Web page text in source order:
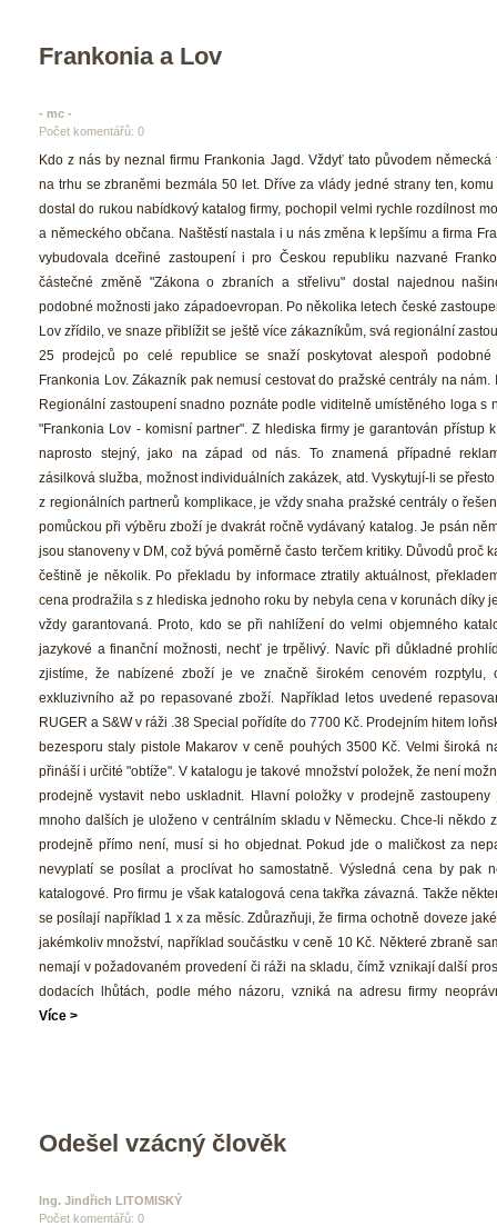
Frankonia a Lov
- mc -
Počet komentářů: 0
Kdo z nás by neznal firmu Frankonia Jagd. Vždyť tato původem německá
na trhu se zbraněmi bezmála 50 let. Dříve za vlády jedné strany ten,
dostal do rukou nabídkový katalog firmy, pochopil velmi rychle rozdílnost
a německého občana. Naštěstí nastala i u nás změna k lepšímu a firma
vybudovala dceřiné zastoupení i pro Českou republiku nazvané
částečné změně "Zákona o zbraních a střelivu" dostal najednou
podobné možnosti jako západoevropan. Po několika letech české
Lov zřídilo, ve snaze přiblížit se ještě více zákazníkům, svá regionální
25 prodejců po celé republice se snaží poskytovat alespoň podobné
Frankonia Lov. Zákazník pak nemusí cestovat do pražské centrály na nám.
Regionální zastoupení snadno poznáte podle viditelně umístěného loga s
"Frankonia Lov - komisní partner". Z hlediska firmy je garantován přístup
naprosto stejný, jako na západ od nás. To znamená případné
zásilková služba, možnost individuálních zakázek, atd. Vyskytují-li se
z regionálních partnerů komplikace, je vždy snaha pražské centrály o
pomůckou při výběru zboží je dvakrát ročně vydávaný katalog. Je psán
jsou stanoveny v DM, což bývá poměrně často terčem kritiky. Důvodů proč
češtině je několik. Po překladu by informace ztratily aktuálnost,
cena prodražila s z hlediska jednoho roku by nebyla cena v korunách díky
vždy garantovaná. Proto, kdo se při nahlížení do velmi objemného
jazykové a finanční možnosti, nechť je trpělivý. Navíc při důkladné
zjistíme, že nabízené zboží je ve značně širokém cenovém rozptylu,
exkluzivního až po repasované zboží. Například letos uvedené
RUGER a S&W v ráži .38 Special pořídíte do 7700 Kč. Prodejním hitem
bezesporu staly pistole Makarov v ceně pouhých 3500 Kč. Velmi široká
přináší i určité "obtíže". V katalogu je takové množství položek, že není
prodejně vystavit nebo uskladnit. Hlavní položky v prodejně zastoupeny
mnoho dalších je uloženo v centrálním skladu v Německu. Chce-li někdo
prodejně přímo není, musí si ho objednat. Pokud jde o maličkost za
nevyplatí se posílat a proclívat ho samostatně. Výsledná cena by pak
katalogové. Pro firmu je však katalogová cena takřka závazná. Takže
e posílají například 1 x za měsíc. Zdůrazňuji, že firma ochotně doveze
jakémkoliv množství, například součástku v ceně 10 Kč. Některé zbraně
nemají v požadovaném provedení či ráži na skladu, čímž vznikají další
dodacích lhůtách, podle mého názoru, vzniká na adresu firmy
Více >
Odešel vzácný člověk
Ing. Jindřich LITOMISKÝ
Počet komentářů: 0